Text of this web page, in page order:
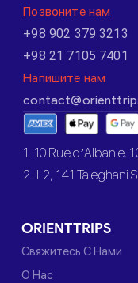
Позвоните нам
+98 902 379 3213
+98 21 7105 7401
Напишите нам
1. 10 Rue d’Albanie,
2. L2, 141 Taleghani
ORIENTTRIPS
Свяжитесь С Нами
О Нас